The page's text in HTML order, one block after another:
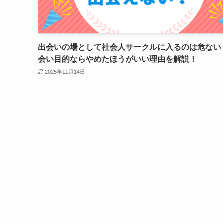
出会いの場として社会人サークルに入るのは危ない
会い目的ならやめたほうがいい理由を解説！
2025年11月14日